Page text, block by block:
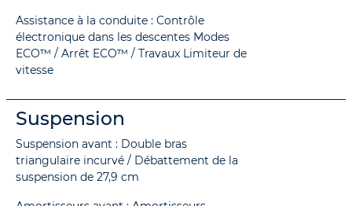
Assistance à la conduite : Contrôle
électronique dans les descentes Modes
ECO™ / Arrêt ECO™ / Travaux Limiteur de
vitesse
Suspension
Suspension avant : Double bras
triangulaire incurvé / Débattement de la
suspension de 27,9 cm